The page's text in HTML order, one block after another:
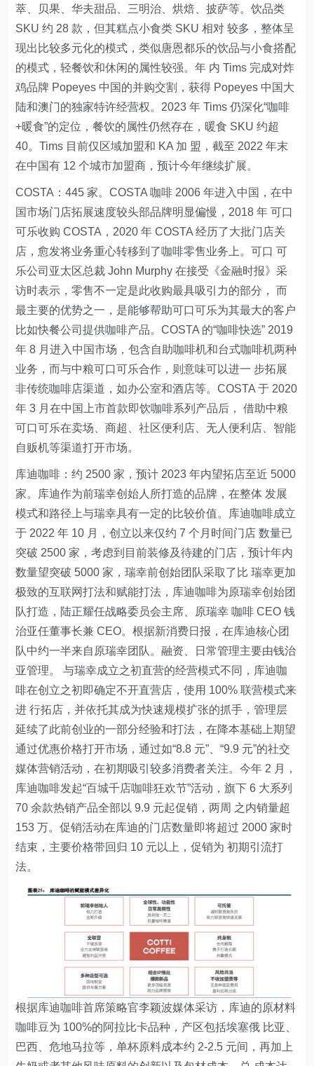
萃、贝果、华夫甜品、三明治、烘焙、披萨等。饮品类
SKU 约 28 款，但其糕点小食类 SKU 相对 较多，整体呈
现出比较多元化的模式，类似唐恩都乐的饮品与小食搭配
的模式，轻餐饮和休闲的属性较强。年 内 Tims 完成对炸
鸡品牌 Popeyes 中国的并购交割，获得 Popeyes 中国大
陆和澳门的独家特许经营权。2023 年 Tims 仍深化“咖啡
+暖食”的定位，餐饮的属性仍然存在，暖食 SKU 约超
40。Tims 目前仅区域加盟和 KA 加 盟，截至 2022 年末
在中国有 12 个城市加盟商，预计今年继续扩展。
COSTA：445 家。COSTA 咖啡 2006 年进入中国，在中
国市场门店拓展速度较头部品牌明显偏慢，2018 年 可口
可乐收购 COSTA，2020 年 COSTA 经历了大批门店关
店，愈发将业务重心转移到了咖啡零售业务上。可口 可
乐公司亚太区总裁 John Murphy 在接受《金融时报》采
访时表示，零售不一定是此收购最具吸引力的部分， 而
最主要的优势之一，是能够帮助可口可乐为其最大的客户
比如快餐公司提供咖啡产品。COSTA 的“咖啡快选” 2019
年 8 月进入中国市场，包含自助咖啡机和台式咖啡机两种
业务，而与中粮可口可乐合作，则意味可以进一 步拓展
非传统咖啡店渠道，如办公室和酒店等。COSTA 于 2020
年 3 月在中国上市首款即饮咖啡系列产品后， 借助中粮
可口可乐在卖场、商超、社区便利店、无人便利店、智能
自贩机等渠道打开市场。
库迪咖啡：约 2500 家，预计 2023 年内望拓店至近 5000
家。库迪作为前瑞幸创始人所打造的品牌，在整体 发展
模式和路径上与瑞幸具有一定的比较价值。库迪咖啡成立
于 2022 年 10 月，创立以来仅约 7 个月时间门店 数量已
突破 2500 家，考虑到目前装修及待建的门店，预计年内
数量望突破 5000 家，瑞幸前创始团队采取了比 瑞幸更加
极致的互联网打法和赋能打法，库迪咖啡为原瑞幸创始团
队打造，陆正耀任战略委员会主席、原瑞幸 咖啡 CEO 钱
治亚任董事长兼 CEO。根据新消费日报，在库迪核心团
队中约一半来自原瑞幸团队。融资、日常管理主要由钱治
亚管理。 与瑞幸成立之初直营的经营模式不同，库迪咖
啡在创立之初即确定不开直营店，使用 100% 联营模式来
进 行拓店，并依托其成为快速规模扩张的抓手，管理层
延续了此前创业的一部分经验和打法，在降本基础上期望
通过优惠价格打开市场，通过如“8.8 元”、“9.9 元”的社交
媒体营销活动，在初期吸引较多消费者关注。今年 2 月，
库迪咖啡发起“百城千店咖啡狂欢节”活动，旗下 6 大系列
70 余款热销产品全部以 9.9 元起促销，两周 之内销量超
153 万。促销活动在库迪的门店数量即将超过 2000 家时
结束，主要价格带回归 10 元以上，促销为 初期引流打
法。
根据库迪咖啡首席策略官李颖波媒体采访，库迪的原材料
咖啡豆为 100%的阿拉比卡品种，产区包括埃塞俄 比亚、
巴西、危地马拉等，单杯原料成本约 2-2.5 元间，再加上